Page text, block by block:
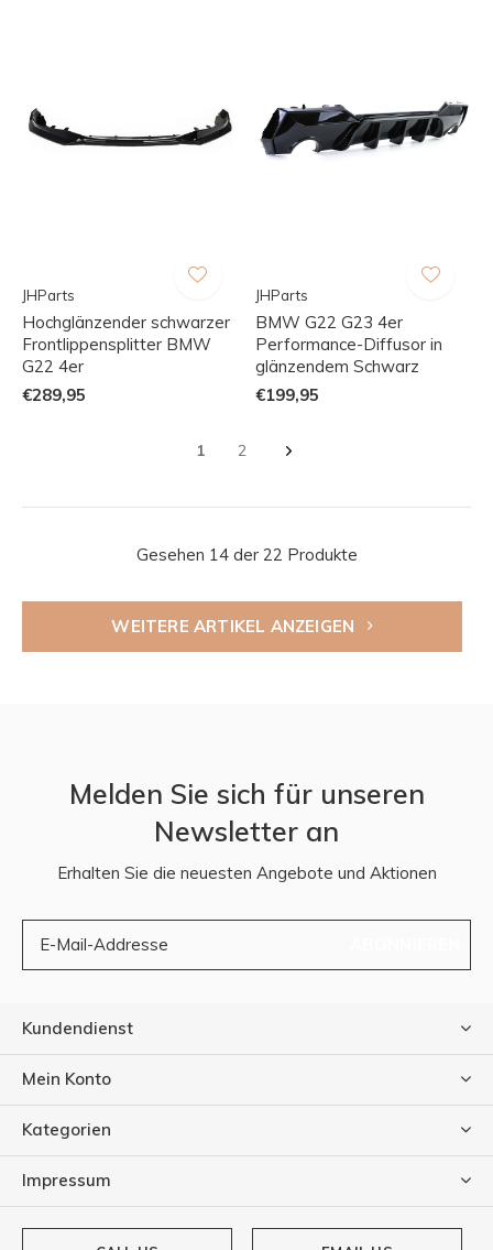
JHParts
Hochglänzender schwarzer
Frontlippensplitter BMW
G22 4er
€289,95
JHParts
BMW G22 G23 4er
Performance-Diffusor in
glänzendem Schwarz
€199,95
1 2
Gesehen 14 der 22 Produkte
WEITERE ARTIKEL ANZEIGEN
Melden Sie sich für unseren
Newsletter an
Erhalten Sie die neuesten Angebote und Aktionen
Kundendienst
Mein Konto
Kategorien
Impressum